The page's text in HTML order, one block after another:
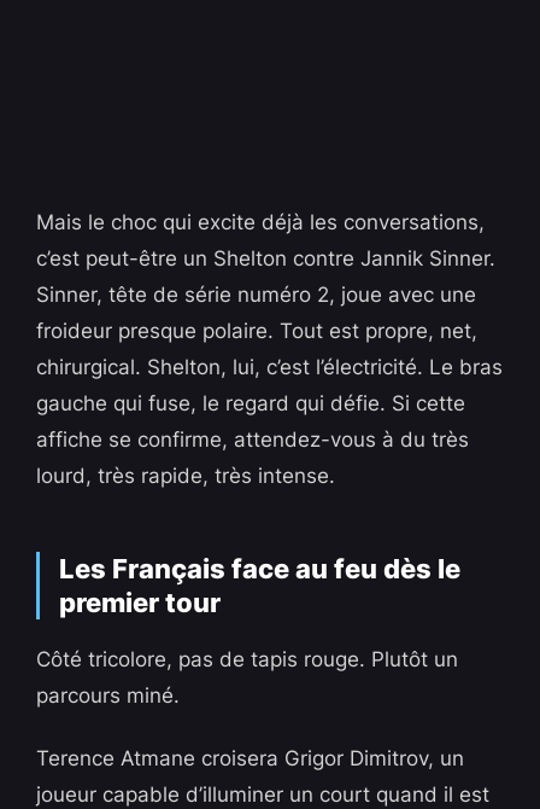
Mais le choc qui excite déjà les conversations,
c’est peut-être un Shelton contre Jannik Sinner.
Sinner, tête de série numéro 2, joue avec une
froideur presque polaire. Tout est propre, net,
chirurgical. Shelton, lui, c’est l’électricité. Le bras
gauche qui fuse, le regard qui défie. Si cette
affiche se confirme, attendez-vous à du très
lourd, très rapide, très intense.
Les Français face au feu dès le
premier tour
Côté tricolore, pas de tapis rouge. Plutôt un
parcours miné.
Terence Atmane croisera Grigor Dimitrov, un
joueur capable d’illuminer un court quand il est